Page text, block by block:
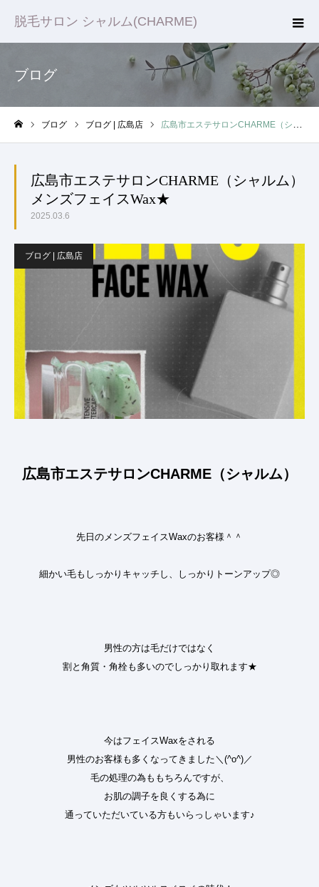
脱毛サロン シャルム(CHARME)
ブログ
ブログ ブログ | 広島店 広島市エステサロンCHARME（シャルム）メンズフェイスWax★
広島市エステサロンCHARME（シャルム）
メンズフェイスWax★
2025.03.6
ブログ | 広島店
広島市エステサロンCHARME（シャルム）
先日のメンズフェイスWaxのお客様＾＾
細かい毛もしっかりキャッチし、しっかりトーンアップ◎
男性の方は毛だけではなく
割と角質・角栓も多いのでしっかり取れます★
今はフェイスWaxをされる
男性のお客様も多くなってきました＼(^o^)／
毛の処理の為ももちろんですが、
お肌の調子を良くする為に
通っていただいている方もいらっしゃいます♪